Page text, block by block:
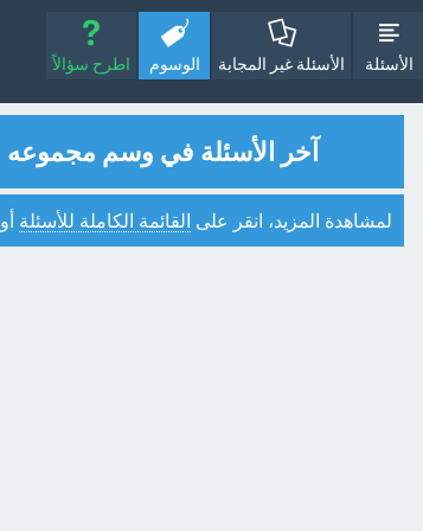
الأسئلة الأسئلة غير المجابة الوسوم اطرح سؤالاً
آخر الأسئلة في وسم مجموعه
لمشاهدة المزيد، انقر على القائمة الكاملة للأسئلة أو